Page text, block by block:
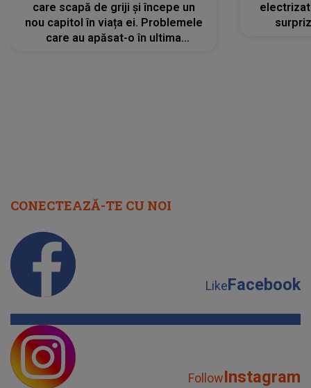
care scapă de griji și începe un
nou capitol în viața ei. Problemele
care au apăsat-o în ultima
CONECTEAZĂ-TE CU NOI
LikeFacebook
FollowInstagram